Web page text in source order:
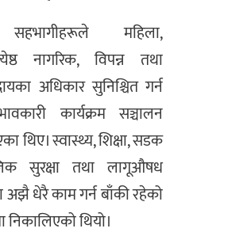
सहभागीहरूले महिला,
नागरिक, विपन्न तथा
अधिकार सुनिश्चित गर्न
कार्यक्रम सञ्चालन
थिए। स्वास्थ्य, शिक्षा, सडक
सुरक्षा तथा लागूऔषध
अझै धेरै काम गर्न बाँकी रहेको
निकालिएको थियो।